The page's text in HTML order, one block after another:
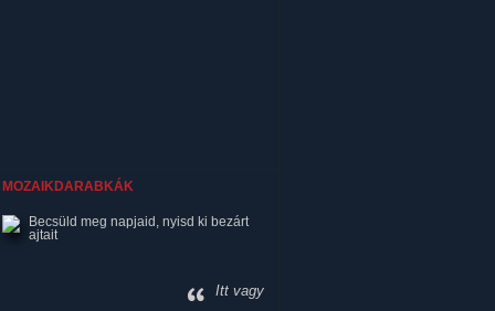
MOZAIKDARABKÁK
Becsüld meg napjaid, nyisd ki bezárt
ajtait
Itt vagy